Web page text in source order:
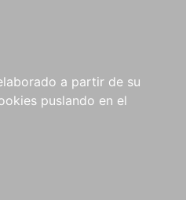
a partir de su
puslando en el